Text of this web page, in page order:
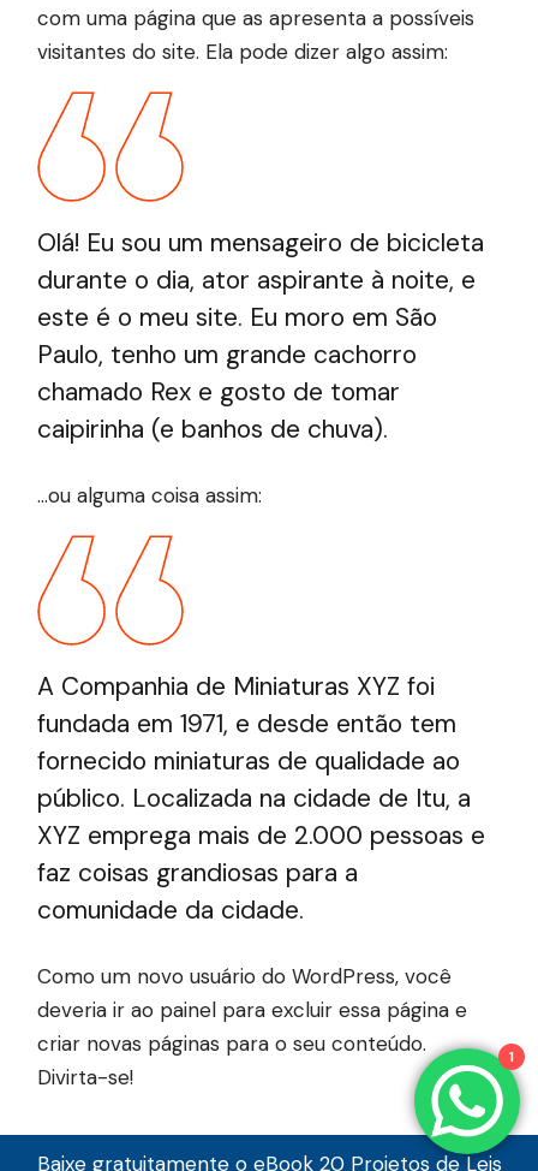
Baixe gratuitamente o eBook 20 Projetos de Leis
com uma página que as apresenta a possíveis
visitantes do site. Ela pode dizer algo assim:
Olá! Eu sou um mensageiro de bicicleta
durante o dia, ator aspirante à noite, e
este é o meu site. Eu moro em São
Paulo, tenho um grande cachorro
chamado Rex e gosto de tomar
caipirinha (e banhos de chuva).
…ou alguma coisa assim:
A Companhia de Miniaturas XYZ foi
fundada em 1971, e desde então tem
fornecido miniaturas de qualidade ao
público. Localizada na cidade de Itu, a
XYZ emprega mais de 2.000 pessoas e
faz coisas grandiosas para a
comunidade da cidade.
Como um novo usuário do WordPress, você
deveria ir ao painel para excluir essa página e
criar novas páginas para o seu conteúdo.
Divirta-se!
1